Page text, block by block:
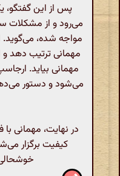
پس از این گفتگو،
می‌رود و از مشکلات
مواجه شده، می‌گوید.
مهمانی ترتیب دهد
مهمانی بیاید.
می‌شود و دستور
در نهایت، مهمانی
کیفیت برگزار